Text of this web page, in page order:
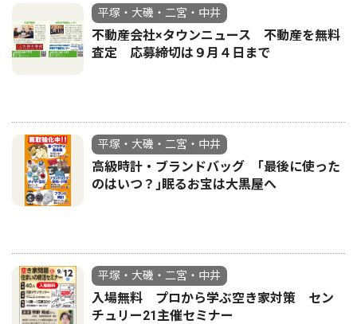
平塚・大磯・二宮・中井
不動産会社×タウンニュース 不動産を無料
査定 応募締切は９月４日まで
平塚・大磯・二宮・中井
高級時計・ブランドバッグ ｢最後に使った
のはいつ？｣眠るお宝は大黒屋へ
平塚・大磯・二宮・中井
入場無料 プロから学ぶ空き家対策 セン
チュリー21主催セミナー